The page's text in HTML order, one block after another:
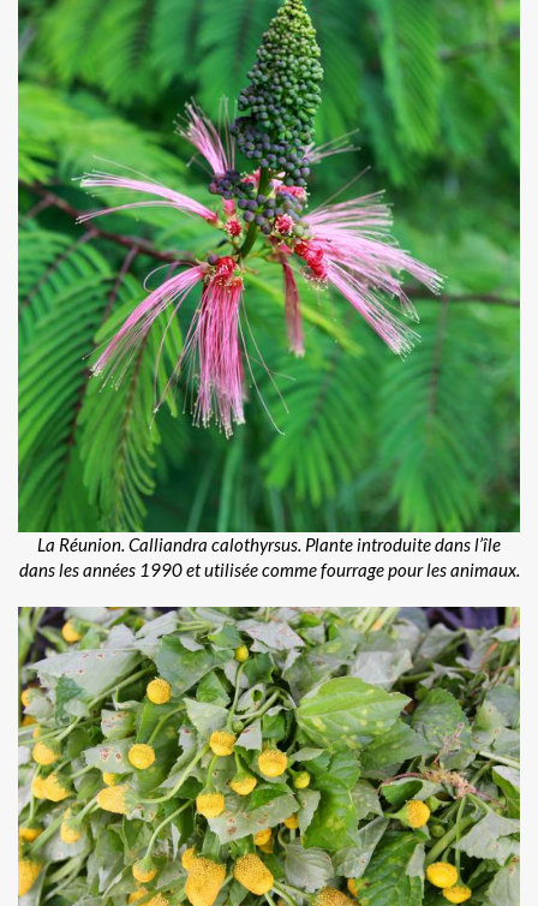
La Réunion. Calliandra calothyrsus. Plante introduite dans l’île
dans les années 1990 et utilisée comme fourrage pour les animaux.